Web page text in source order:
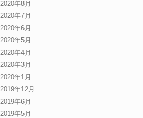
2020年8月
2020年7月
2020年6月
2020年5月
2020年4月
2020年3月
2020年1月
2019年12月
2019年6月
2019年5月